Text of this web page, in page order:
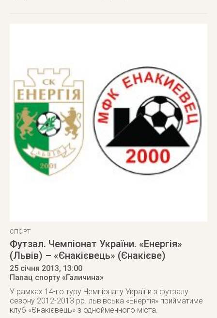
СПОРТ
Футзал. Чемпіонат України. «Енергія»
(Львів) – «Єнакієвець» (Єнакієве)
25 січня 2013, 13:00
Палац спорту «Галичина»
У рамках 14-го туру Чемпіонату України з футзалу
сезону 2012-2013 рр. львівська «Енергія» прийматиме
клуб «Єнакієвець» з однойменного міста.